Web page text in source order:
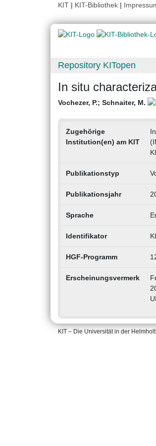
KIT | KIT-Bibliothek |
Repository KITopen
In situ
Vochezer, P.; Schnaiter, M.
Zugehörige
Institution(en) am KIT
Publikationstyp
Publikationsjahr
Sprache
Identifikator
HGF-Programm
Erscheinungsvermerk
KIT – Die Universität in der